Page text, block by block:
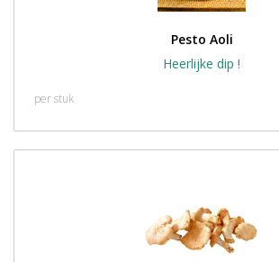
Pesto Aoli
Heerlijke dip !
per stuk